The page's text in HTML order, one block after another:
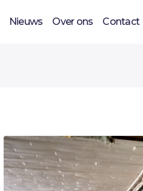
Nieuws Over ons Contact